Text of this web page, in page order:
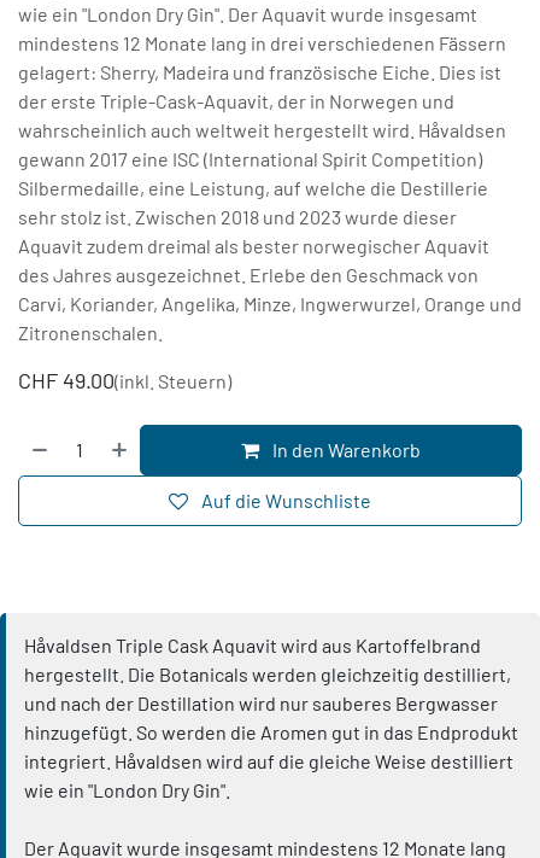
wie ein "London Dry Gin". Der Aquavit wurde insgesamt
mindestens 12 Monate lang in drei verschiedenen Fässern
gelagert: Sherry, Madeira und französische Eiche. Dies ist
der erste Triple-Cask-Aquavit, der in Norwegen und
wahrscheinlich auch weltweit hergestellt wird. Håvaldsen
gewann 2017 eine ISC (International Spirit Competition)
Silbermedaille, eine Leistung, auf welche die Destillerie
sehr stolz ist. Zwischen 2018 und 2023 wurde dieser
Aquavit zudem dreimal als bester norwegischer Aquavit
des Jahres ausgezeichnet. Erlebe den Geschmack von
Carvi, Koriander, Angelika, Minze, Ingwerwurzel, Orange und
Zitronenschalen.
CHF 49.00(inkl. Steuern)
In den Warenkorb
Auf die Wunschliste
Håvaldsen Triple Cask Aquavit wird aus Kartoffelbrand
hergestellt. Die Botanicals werden gleichzeitig destilliert,
und nach der Destillation wird nur sauberes Bergwasser
hinzugefügt. So werden die Aromen gut in das Endprodukt
integriert. Håvaldsen wird auf die gleiche Weise destilliert
wie ein "London Dry Gin".
Der Aquavit wurde insgesamt mindestens 12 Monate lang